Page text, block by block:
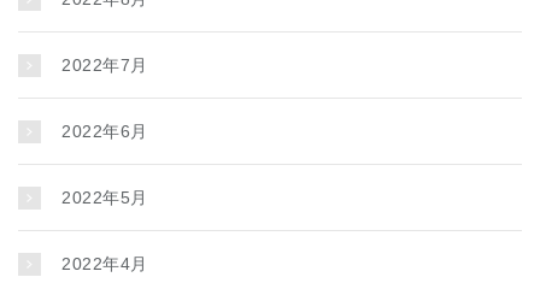
2022年7月
2022年6月
2022年5月
2022年4月